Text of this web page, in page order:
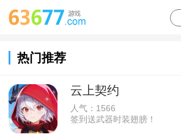
热门推荐
云上契约
人气：1566
签到送武器时装翅膀！